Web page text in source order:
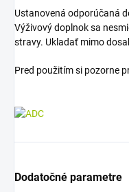
Ustanovená odporúčaná
Výživový doplnok sa
stravy. Ukladať mimo
Pred použitím si pozorne
Dodatočné parametre